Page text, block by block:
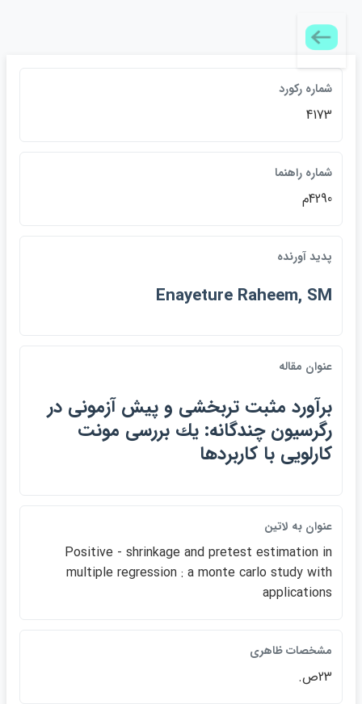
شماره رکورد
4173
شماره راهنما
4290م
پديد آورنده
Enayeture Raheem, SM
عنوان مقاله
برآورد مثبت تربخشي و پيش آزموني در
رگرسيون چندگانه: يك بررسي مونت
كارلويي با كاربردها
عنوان به لاتين
Positive - shrinkage and pretest estimation in
multiple regression : a monte carlo study with
applications
مشخصات ظاهري
23ص.